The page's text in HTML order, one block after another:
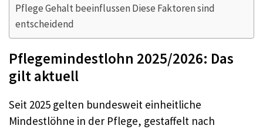
Pflege Gehalt beeinflussen Diese Faktoren sind
entscheidend
Pflegemindestlohn 2025/2026: Das
gilt aktuell
Seit 2025 gelten bundesweit einheitliche
Mindestlöhne in der Pflege, gestaffelt nach